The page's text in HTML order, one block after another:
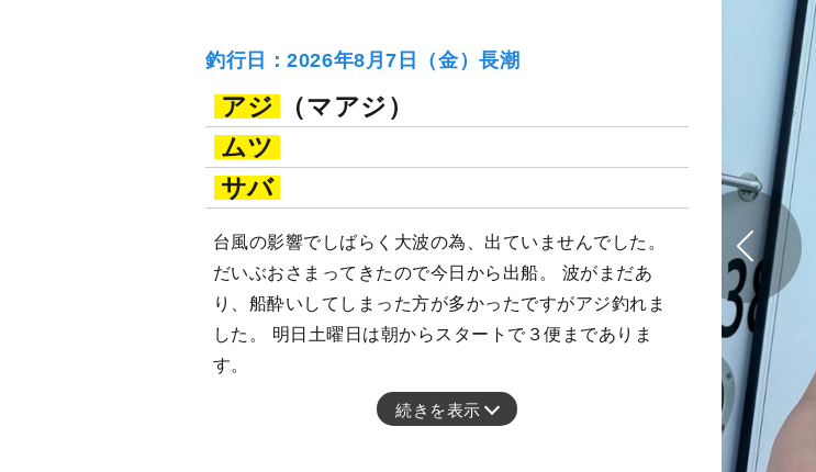
釣行日：2026年8月7日（金）長潮
アジ
（マアジ）
ムツ
サバ
台風の影響でしばらく大波の為、出ていませんでした。
だいぶおさまってきたので今日から出船。 波がまだあ
り、船酔いしてしまった方が多かったですがアジ釣れま
した。 明日土曜日は朝からスタートで３便までありま
す。
続きを表示